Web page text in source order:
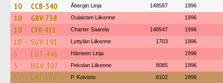
10 CCB-540 Åbergin Linja 148587 1996
10 GBV-738 Oulaisten Liikenne 1996
10 CYR-411 Charter Saarela 148547 1996
10 SUY-191 Lyttylän Liikenne 1703 1996
5 EGT-446 Hämeen Linja 1996
5 HGV-307 Pekolan Liikenne 8085 1996
5 UAI-586 P. Koivisto 8102 1996